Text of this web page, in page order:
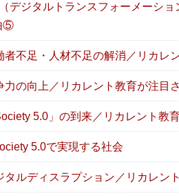
デジタルトランスフォーメーシ
⑤
者不足・人材不足の解消／リカレ
力の向上／リカレント教育が注目
5.0」の到来／リカレント教
5.0で実現する社会
タルディスラプション／リカレン